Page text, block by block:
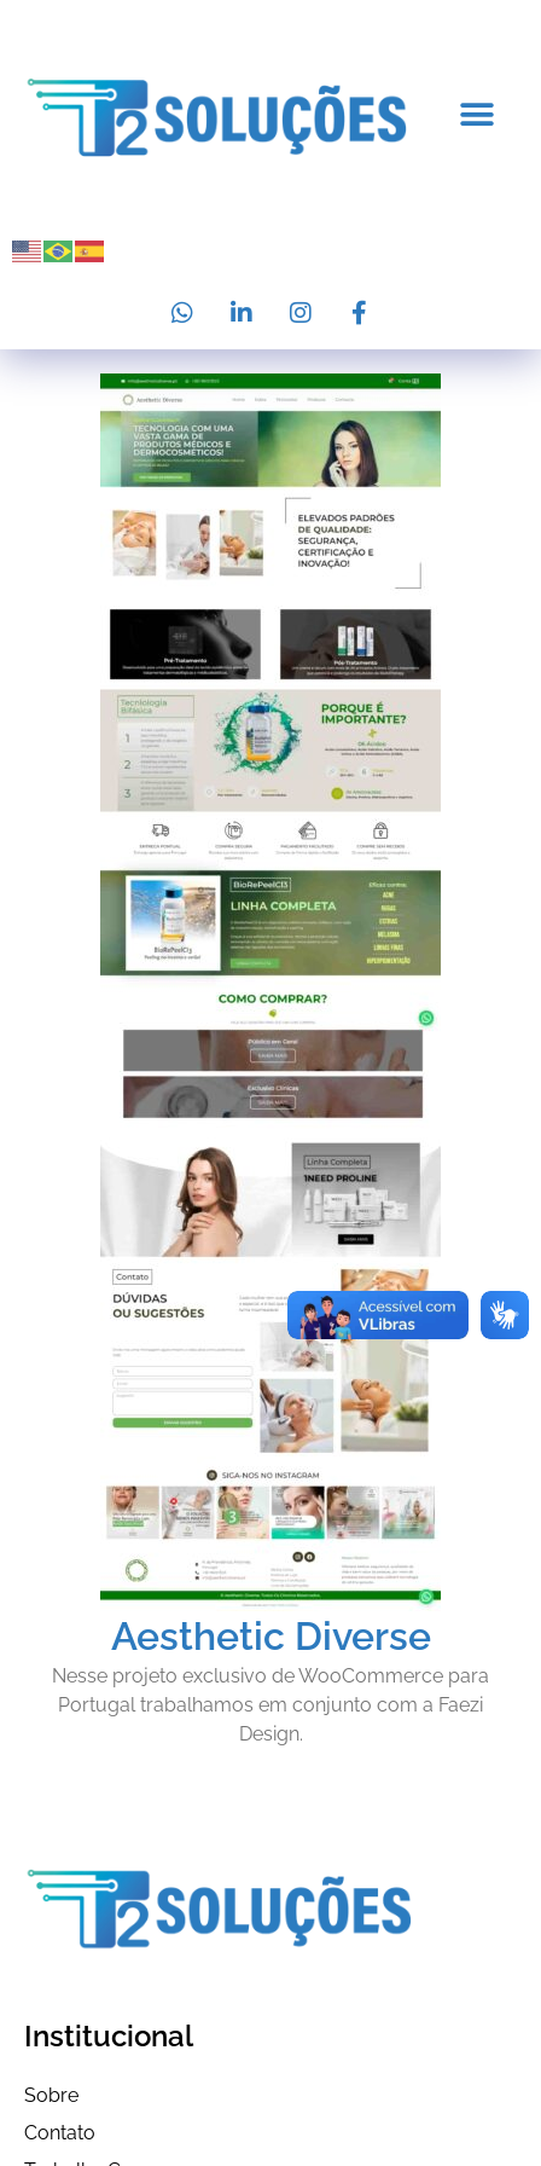
Aesthetic Diverse
Nesse projeto exclusivo de WooCommerce para
Portugal trabalhamos em conjunto com a Faezi
Design.
Institucional
Sobre
Contato